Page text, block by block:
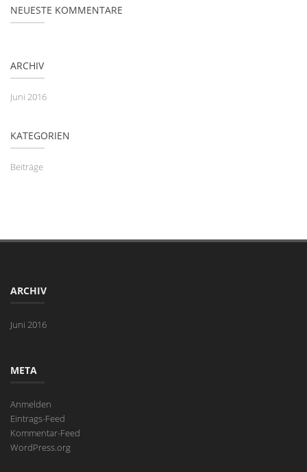
NEUESTE KOMMENTARE
ARCHIV
Juni 2016
KATEGORIEN
Beiträge
ARCHIV
Juni 2016
META
Anmelden
Eintrags-Feed
Kommentar-Feed
WordPress.org